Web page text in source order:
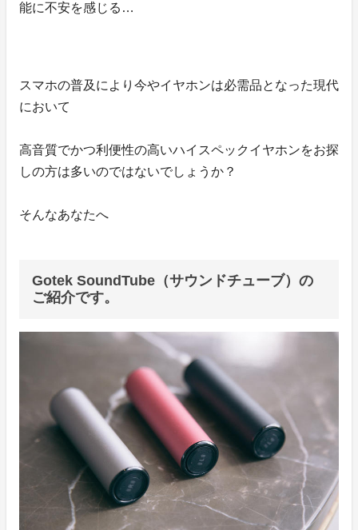
能に不安を感じる…
スマホの普及により今やイヤホンは必需品となった現代
において
高音質でかつ利便性の高いハイスペックイヤホンをお探
しの方は多いのではないでしょうか？
そんなあなたへ
Gotek SoundTube（サウンドチューブ）の
ご紹介です。